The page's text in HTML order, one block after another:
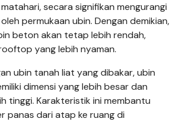
secara signifikan mengurangi
permukaan ubin. Dengan demikian,
beton akan tetap lebih rendah,
yang lebih nyaman.
ubin tanah liat yang dibakar, ubin
dimensi yang lebih besar dan
tinggi. Karakteristik ini membantu
panas dari atap ke ruang di